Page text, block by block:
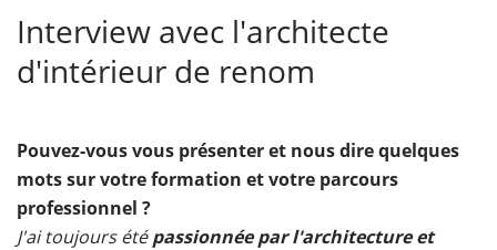
Interview avec l'architecte
d'intérieur de renom
Pouvez-vous vous présenter et nous dire quelques
mots sur votre formation et votre parcours
professionnel ?
J'ai toujours étépassionnée par l'architecture et